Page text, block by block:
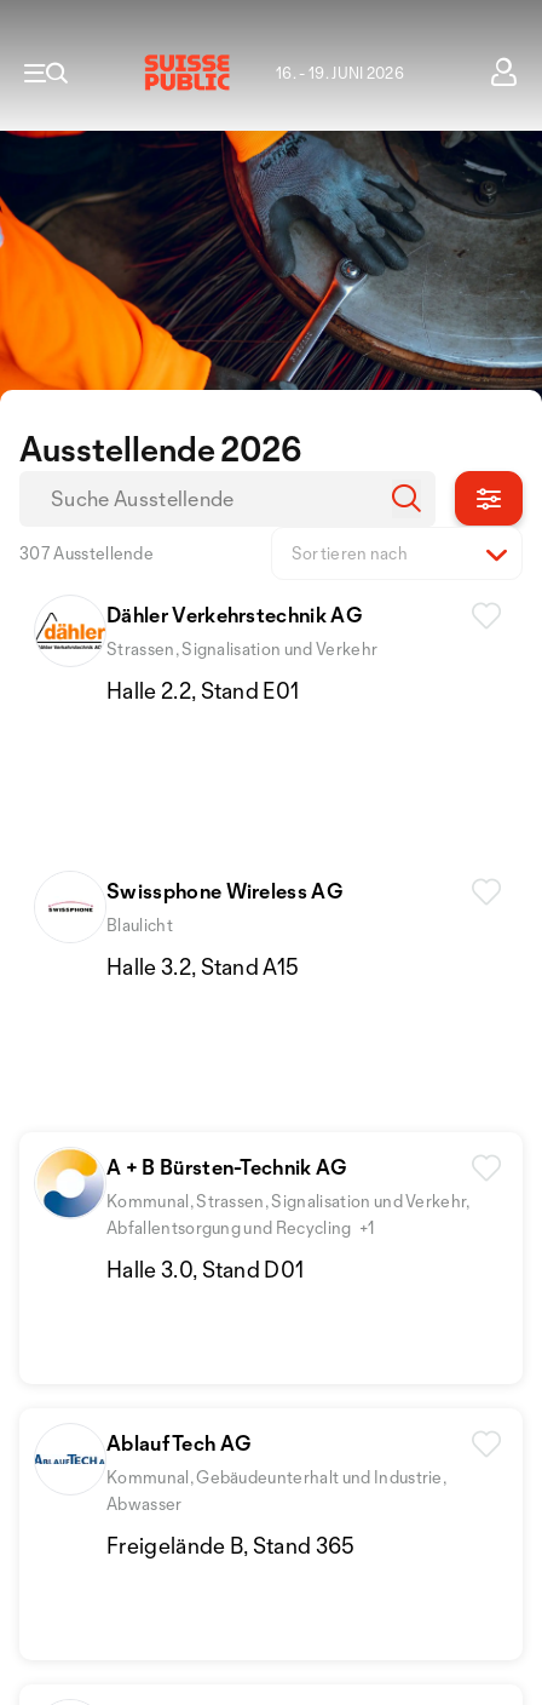
16. - 19. JUNI 2026
Ausstellende 2026
307 Ausstellende Sortieren nach
Dähler Verkehrstechnik AG
Strassen, Signalisation und Verkehr
Halle 2.2, Stand E01
Swissphone Wireless AG
Blaulicht
Halle 3.2, Stand A15
A + B Bürsten-Technik AG
Kommunal, Strassen, Signalisation und Verkehr,
Abfallentsorgung und Recycling +1
Halle 3.0, Stand D01
AblaufTech AG
Kommunal, Gebäudeunterhalt und Industrie,
Abwasser
Freigelände B, Stand 365